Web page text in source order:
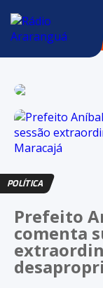
POLÍTICA
Prefeito
comenta